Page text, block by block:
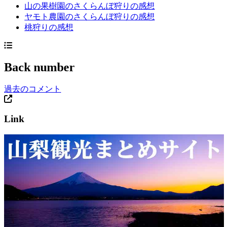
山の果樹園のさくらんぼ狩りの感想
ヤモト農園のさくらんぼ狩りの感想
桃狩りの感想
Back number
過去のコメント
Link